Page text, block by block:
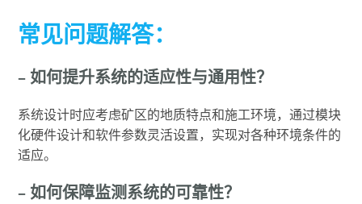
常见问题解答：
– 如何提升系统的适应性与通用性？
系统设计时应考虑矿区的地质特点和施工环境，通过模块
化硬件设计和软件参数灵活设置，实现对各种环境条件的
适应。
– 如何保障监测系统的可靠性？